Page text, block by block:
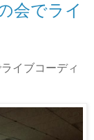
会でライ
イブコーディ